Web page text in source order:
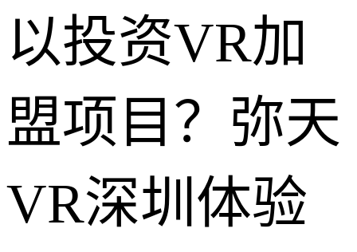
以投资VR加
盟项目？弥天
VR深圳体验